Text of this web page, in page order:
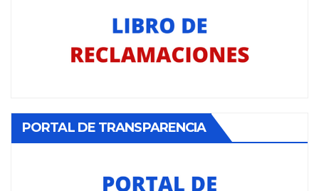
PORTAL DE TRANSPARENCIA